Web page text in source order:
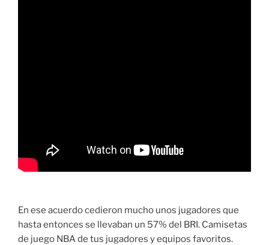
En ese acuerdo cedieron mucho unos jugadores que
hasta entonces se llevaban un 57% del BRI. Camisetas
de juego NBA de tus jugadores y equipos favoritos.